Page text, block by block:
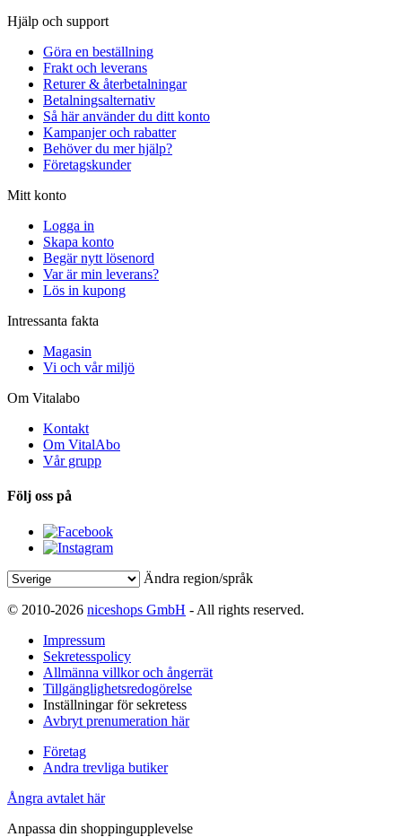
Hjälp och support
Göra en beställning
Frakt och leverans
Returer & återbetalningar
Betalningsalternativ
Så här använder du ditt konto
Kampanjer och rabatter
Behöver du mer hjälp?
Företagskunder
Mitt konto
Logga in
Skapa konto
Begär nytt lösenord
Var är min leverans?
Lös in kupong
Intressanta fakta
Magasin
Vi och vår miljö
Om Vitalabo
Kontakt
Om VitalAbo
Vår grupp
Följ oss på
Ändra region/språk
© 2010-2026 niceshops GmbH - All rights reserved.
Impressum
Sekretesspolicy
Allmänna villkor och ångerrät
Tillgänglighetsredogörelse
Inställningar för sekretess
Avbryt prenumeration här
Företag
Andra trevliga butiker
Ångra avtalet här
Anpassa din shoppingupplevelse